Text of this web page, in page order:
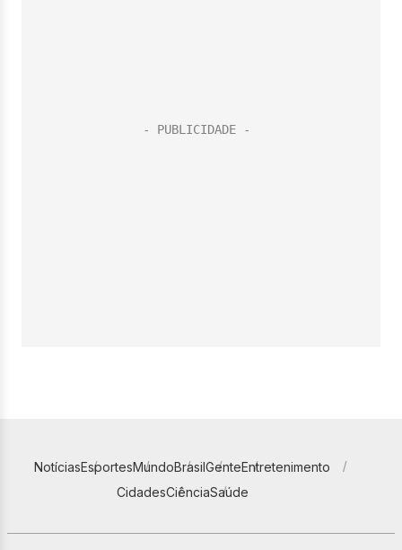
NotíciasEsportesMundoBrasilGenteEntretenimento
CidadesCiênciaSaúde